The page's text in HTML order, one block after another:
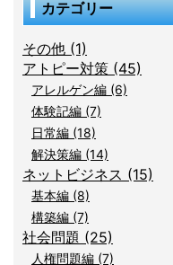
カテゴリー
その他 (1)
アトピー対策 (45)
アレルゲン編 (6)
体験記編 (7)
日常編 (18)
解決策編 (14)
ネットビジネス (15)
基本編 (8)
構築編 (7)
社会問題 (25)
人権問題編 (7)